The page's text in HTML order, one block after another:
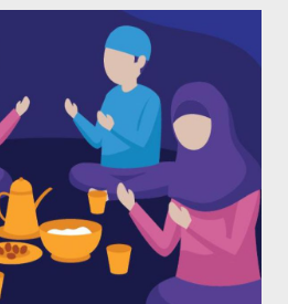
agama samawi, Yahudi adalah
waktunya. Bagaimana Nabi
ketuhanan kepada
tegas menyatakan bahwa Tuhan
yang paling terkenal tentang
Musa ada dalam Ulangan 6:4, yang
hai Israel: Tuhan itu Allah
Israel a...